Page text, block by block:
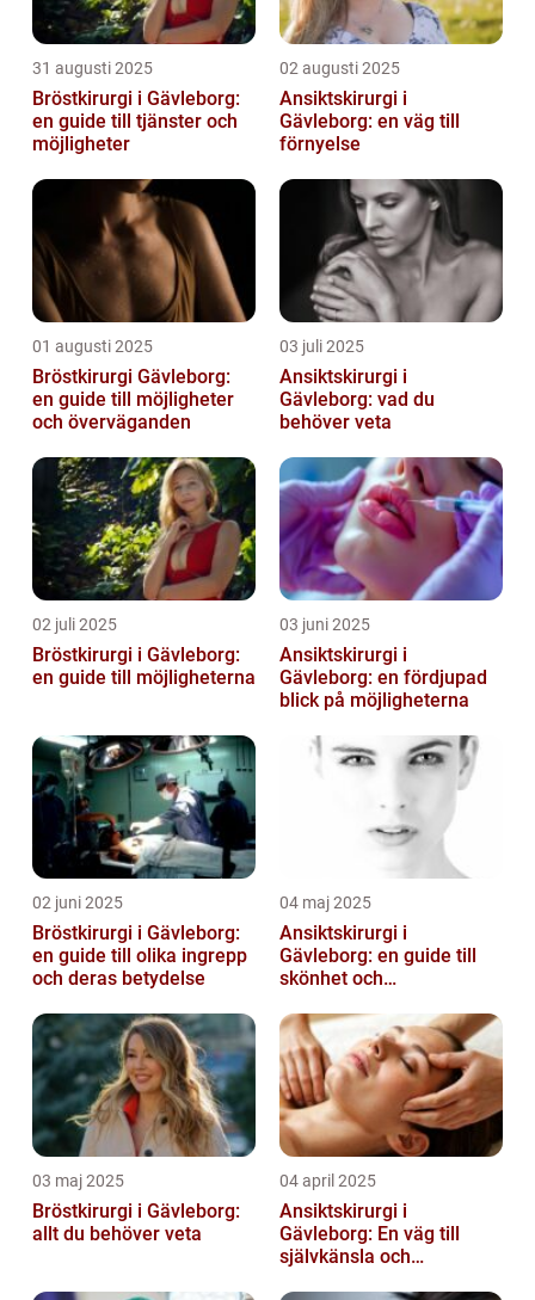
31 augusti 2025
Bröstkirurgi i Gävleborg:
en guide till tjänster och
möjligheter
02 augusti 2025
Ansiktskirurgi i
Gävleborg: en väg till
förnyelse
01 augusti 2025
Bröstkirurgi Gävleborg:
en guide till möjligheter
och överväganden
03 juli 2025
Ansiktskirurgi i
Gävleborg: vad du
behöver veta
02 juli 2025
Bröstkirurgi i Gävleborg:
en guide till möjligheterna
03 juni 2025
Ansiktskirurgi i
Gävleborg: en fördjupad
blick på möjligheterna
02 juni 2025
Bröstkirurgi i Gävleborg:
en guide till olika ingrepp
och deras betydelse
04 maj 2025
Ansiktskirurgi i
Gävleborg: en guide till
skönhet och
03 maj 2025
Bröstkirurgi i Gävleborg:
allt du behöver veta
04 april 2025
Ansiktskirurgi i
Gävleborg: En väg till
självkänsla och